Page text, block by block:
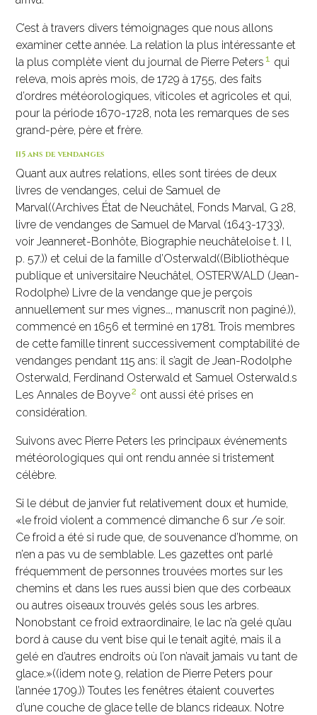
C’est à travers divers témoignages que nous allons
examiner cette année. La relation la plus intéressante et
la plus complète vient du journal de Pierre Peters1 qui
releva, mois après mois, de 1729 à 1755, des faits
d’ordres météorologiques, viticoles et agricoles et qui,
pour la période 1670-1728, nota les remarques de ses
grand-père, père et frère.
115 ans de vendanges
Quant aux autres relations, elles sont tirées de deux
livres de vendanges, celui de Samuel de
Marval((Archives État de Neuchâtel, Fonds Marval, G 28,
livre de vendanges de Samuel de Marval (1643-1733),
voir Jeanneret-Bonhôte, Biographie neuchâteloise t. I l,
p. 57.)) et celui de la famille d’Osterwald((Bibliothèque
publique et universitaire Neuchâtel, OSTERWALD (Jean-
Rodolphe) Livre de la vendange que je perçois
annuellement sur mes vignes…, manuscrit non paginé.)),
commencé en 1656 et terminé en 1781. Trois membres
de cette famille tinrent successivement comptabilité de
vendanges pendant 115 ans: il s’agit de Jean-Rodolphe
Osterwald, Ferdinand Osterwald et Samuel Osterwald.s
Les Annales de Boyve2 ont aussi été prises en
considération.
Suivons avec Pierre Peters les principaux événements
météorologiques qui ont rendu année si tristement
célèbre.
Si le début de janvier fut relativement doux et humide,
«le froid violent a commencé dimanche 6 sur /e soir.
Ce froid a été si rude que, de souvenance d’homme, on
n’en a pas vu de semblable. Les gazettes ont parlé
fréquemment de personnes trouvées mortes sur les
chemins et dans les rues aussi bien que des corbeaux
ou autres oiseaux trouvés gelés sous les arbres.
Nonobstant ce froid extraordinaire, le lac n’a gelé qu’au
bord à cause du vent bise qui le tenait agité, mais il a
gelé en d’autres endroits où l’on n’avait jamais vu tant de
glace.»((idem note 9, relation de Pierre Peters pour
l’année 1709.)) Toutes les fenêtres étaient couvertes
d’une couche de glace telle de blancs rideaux. Notre